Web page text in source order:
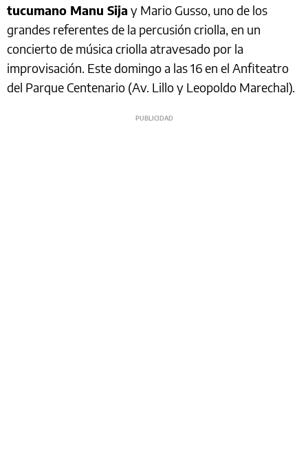
tucumano Manu Sija y Mario Gusso, uno de los
grandes referentes de la percusión criolla, en un
concierto de música criolla atravesado por la
improvisación. Este domingo a las 16 en el Anfiteatro
del Parque Centenario (Av. Lillo y Leopoldo Marechal).